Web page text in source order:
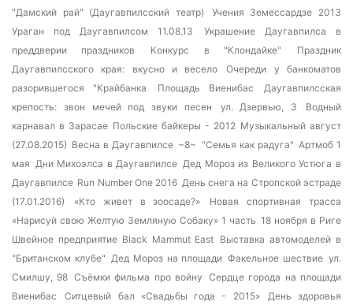
"Дамский рай" (Даугавпилсский театр)
Учения Земессардзе 2013
Ураган под Даугавпилсом 11.08.13
Украшение Даугавпилса в
преддверии праздников
Конкурс в "Клондайке"
Праздник
Даугавпилсского края: вкусно и весело
Очереди у банкоматов
разорившегося "Крайбанка
Площадь Виенибас
Даугавпилсская
крепость: звон мечей под звуки песен
ул. Дзервью, 3
Водный
карнавал в Зарасае Польские байкеры - 2012 Музыкальный август
(27.08.2015) Весна в Даугавпилсе ~8~ "Семья как радуга" Артмоб 1
мая Дни Михоэлса в Даугавпилсе Дед Мороз из Великого Устюга в
Даугавпилсе Run Number One 2016 День снега на Стропской эстраде
(17.01.2016)
«Кто живет в зоосаде?»
Новая спортивная трасса
«Нарисуй свою Желтую Земляную Собаку» 1 часть 18 ноября в Риге
Швейное предприятие Black Mammut East Выставка автомоделей в
"Британском клубе" Дед Мороз на площади Факельное шествие ул.
Смилшу, 98 Съёмки фильма про войну Сердце города на площади
Виенибас
Ситцевый бал «Свадьбы года - 2015»
День здоровья